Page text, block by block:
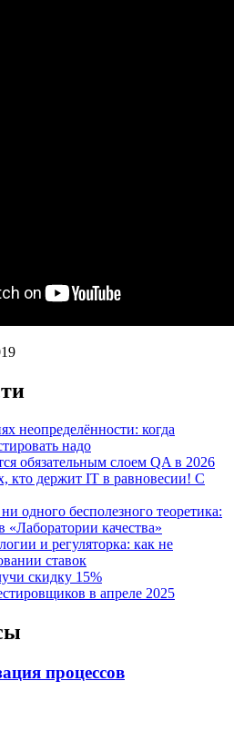
неопределённости: когда
надо
обязательным слоем QA в 2026
кто держит IT в равновесии! С
одного бесполезного теоретика:
качества»
и регуляторка: как не
ставок
скидку 15%
в апреле 2025
процессов